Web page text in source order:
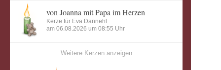
von Joanna mit Papa im Herzen
Kerze für Eva Dannehl
am 06.08.2026 um 08:55 Uhr
Weitere Kerzen anzeigen